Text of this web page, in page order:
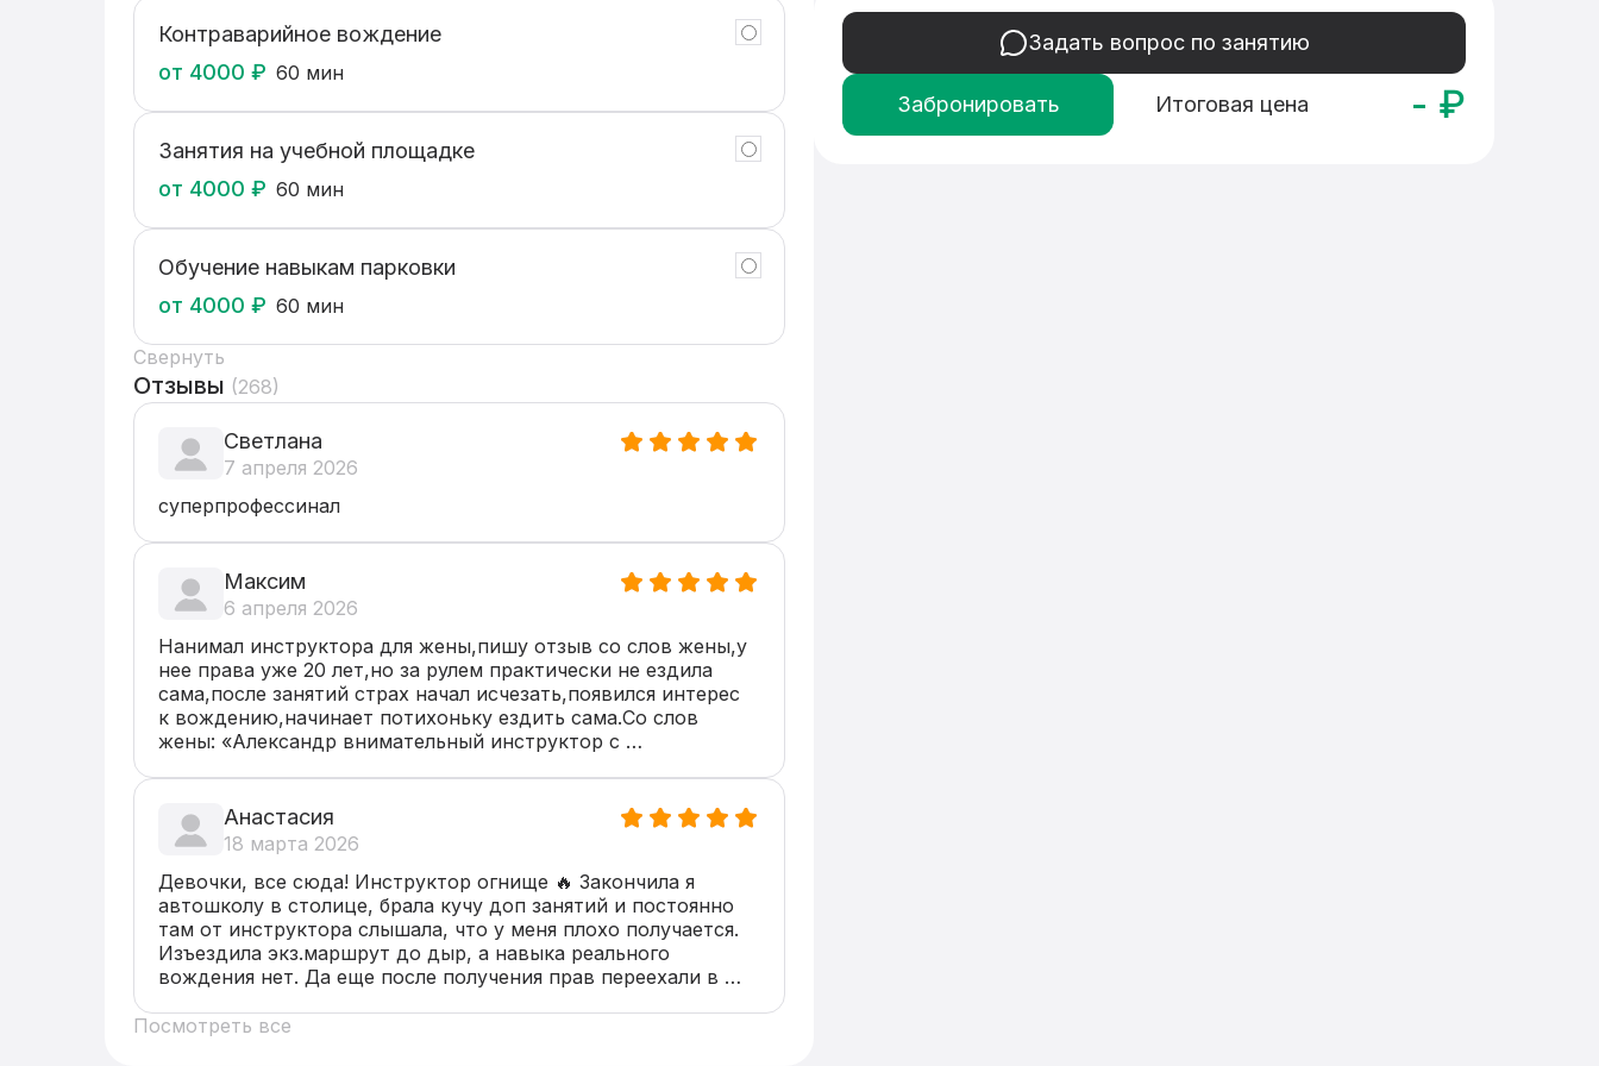
— Помощь в выборе авто: Помогу с выбором и покупкой вашего
первого автомобиля.
Условия:
— Обучение на новых автомобилях: BMW X4 или Škoda Rapid.
— Гибкий график, удобный именно для вас.
Контраварийное вождение
от 4000 ₽ 60 мин
Занятия на учебной площадке
от 4000 ₽ 60 мин
Обучение навыкам парковки
от 4000 ₽ 60 мин
Свернуть
Отзывы (268)
Светлана
7 апреля 2026
суперпрофессинал
Максим
6 апреля 2026
Нанимал инструктора для жены,пишу отзыв со слов жены,у
нее права уже 20 лет,но за рулем практически не ездила
сама,после занятий страх начал исчезать,появился интерес
к вождению,начинает потихоньку ездить сама.Со слов
жены: «Александр внимательный инструктор с
вещи простым языком. Он научил меня не только
техническим аспектам вождения, но и помог развить
интуицию на дороге.Рекомендую Александра как
высококвалифицированного специалиста, который
действительно заинтересован в том, чтобы его ученики
стали уверенными и ответственными водителями.»
Анастасия
18 марта 2026
Девочки, все сюда! Инструктор огнище 🔥 Закончила я
автошколу в столице, брала кучу доп занятий и постоянно
там от инструктора слышала, что у меня плохо получается.
Изъездила экз.маршрут до дыр, а навыка реального
вождения нет. Да еще после получения прав переехали в
в ДТП. Думала забью на вождение. Но в последний момент
Посмотреть все
Задать вопрос по занятию
Забронировать Итоговая цена - ₽